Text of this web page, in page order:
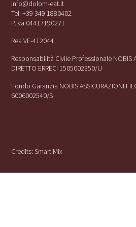
info@dolom-eat.it
Tel. +39 349 1880402
P.iva 04417190271
Rea VE-412044
Responsabilità Civile Professionale NOBIS
DIRETTO ERRECI 1505002350/U
Fondo Garanzia NOBIS ASSICURAZIONI
6006002540/S
Credits:Smart Mix